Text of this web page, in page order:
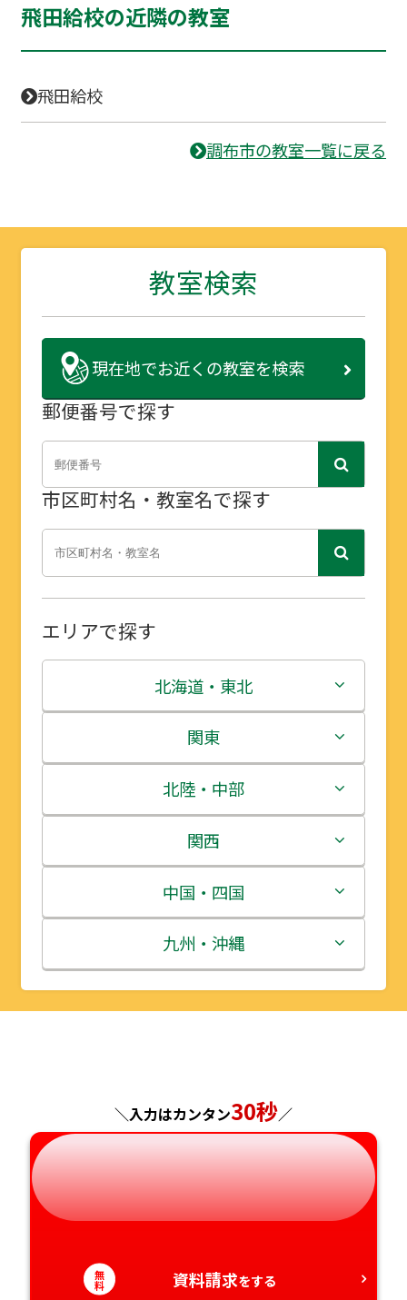
飛田給校の近隣の教室
飛田給校
調布市の教室一覧に戻る
教室検索
現在地でお近くの教室を検索
郵便番号で探す
市区町村名・教室名で探す
エリアで探す
北海道・東北
北海道
青森県
岩手県
宮城県
秋田県
山形県
関東
茨城県
栃木県
群馬県
埼玉県
千葉県
北陸・中部
新潟県
富山県
石川県
福井県
岐阜県
静岡県
関西
三重県
滋賀県
京都府
和歌山県
中国・四国
鳥取県
島根県
徳島県
愛媛県
九州・沖縄
福岡県
大分県
＼入力はカンタン30秒／
無
料 資料請求をする